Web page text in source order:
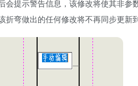
会提示警告信息，该修改将使其非参
弯做出的任何修改将不再同步更新